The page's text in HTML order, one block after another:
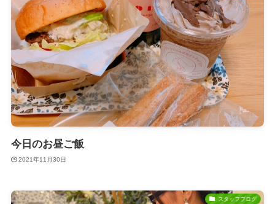
今日のお昼ご飯
2021年11月30日
スタッフブログ